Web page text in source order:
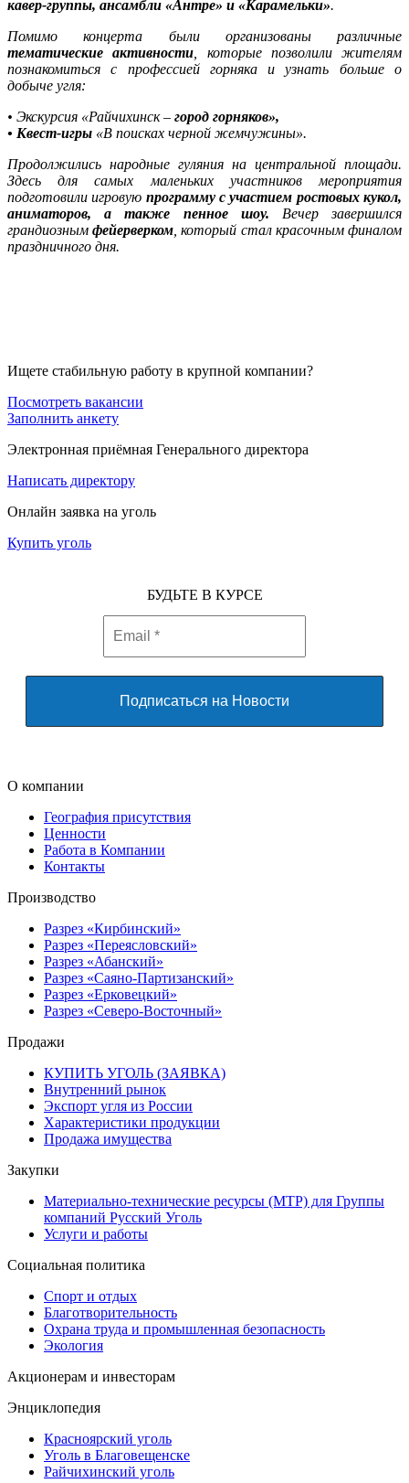
кавер-группы, ансамбли «Антре» и «Карамельки».
Помимо концерта были организованы различные
тематические активности , которые позволили жителям
познакомиться с профессией горняка и узнать больше о
добыче угля:
• Экскурсия «Райчихинск – город горняков»,
• Квест-игры «В поисках черной жемчужины».
Продолжились народные гуляния на центральной площади.
Здесь для самых маленьких участников мероприятия
подготовили игровую программу с участием ростовых кукол,
аниматоров, а также пенное шоу. Вечер завершился
грандиознымфейерверком , который стал красочным финалом
праздничного дня.
Ищете стабильную работу в крупной компании?
Посмотреть вакансии
Заполнить анкету
Электронная приёмная Генерального директора
Написать директору
Онлайн заявка на уголь
Купить уголь
БУДЬТЕ В КУРСЕ
О компании
География присутствия
Ценности
Работа в Компании
Контакты
Производство
Разрез «Кирбинский»
Разрез «Переясловский»
Разрез «Абанский»
Разрез «Саяно-Партизанский»
Разрез «Ерковецкий»
Разрез «Северо-Восточный»
Продажи
КУПИТЬ УГОЛЬ (ЗАЯВКА)
Внутренний рынок
Экспорт угля из России
Характеристики продукции
Продажа имущества
Закупки
Материально-технические ресурсы (МТР) для Группы
компаний Русский Уголь
Услуги и работы
Социальная политика
Спорт и отдых
Благотворительность
Охрана труда и промышленная безопасность
Экология
Акционерам и инвесторам
Энциклопедия
Красноярский уголь
Уголь в Благовещенске
Райчихинский уголь